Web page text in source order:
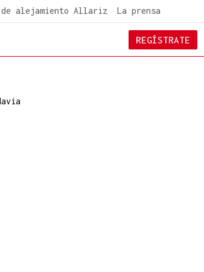
de alejamiento Allariz La prensa
REGÍSTRATE